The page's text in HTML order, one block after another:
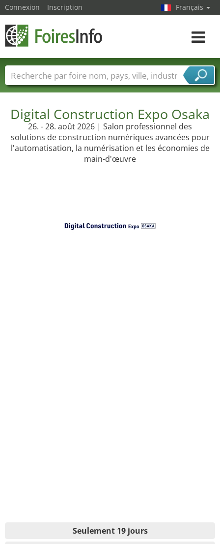
Digital Construction Expo Osaka
26. - 28. août 2026 | Salon professionnel des
solutions de construction numériques avancées pour
l'automatisation, la numérisation et les économies de
main-d'œuvre
Seulement 19 jours
Connexion Inscription Français
Toggle
Foire noms Pays Villes
Secteurs de foire